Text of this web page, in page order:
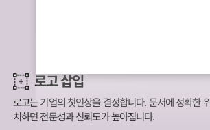
로고 삽입
로고는 기업의 첫인상을 결정합니다. 문서에 정확한
치하면 전문성과 신뢰도가 높아집니다.